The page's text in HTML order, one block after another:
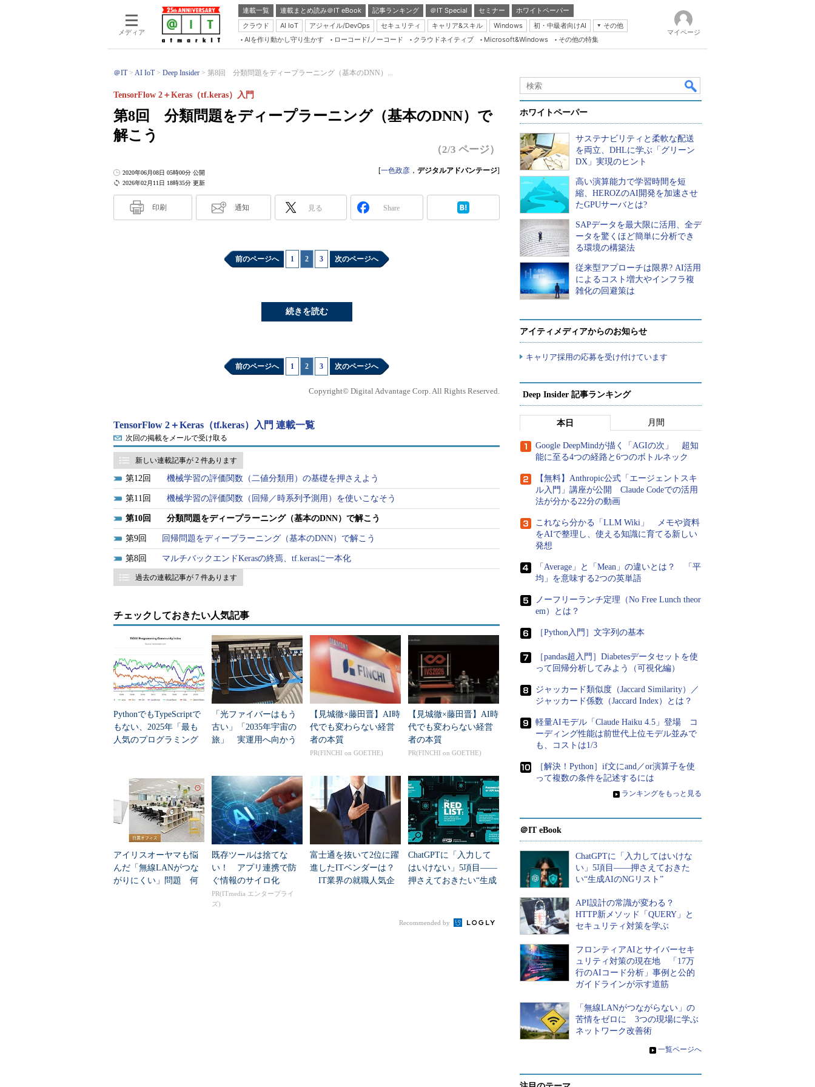
メディア
連載一覧 連載まとめ読み＠IT eBook 記事ランキング ＠IT Special セミナー
ホワイトペーパー
クラウド
AI IoT アジャイル/DevOps セキュリティ キャリア&スキル Windows 初・中級者向けAI
その他
Server & Storage
Java Agile
Database Expert
Master of IP Network
Security & Trust
Test & Tools
AIを作り動かし守り生かす ローコード/ノーコード クラウドネイティブ Microsoft&Windows その他の特集
マイページ
＠IT AI IoT Deep Insider 第8回 分類問題をディープラーニング（基本のDNN）...
第8回 分類問題をディープラーニング（基本のDNN）で
解こう
TensorFlow 2＋Keras（tf.keras）入門
（2/3 ページ）
2026年02月11日 18時35分 更新
2020年06月08日 05時00分 公開 [一色政彦 ， デジタルアドバンテージ]
印刷 通知 見る Share
前のページへ 1 2 3 次のページへ
続きを読む
前のページへ 1 2 3 次のページへ
Copyright© Digital Advantage Corp. All Rights Reserved.
TensorFlow 2＋Keras（tf.keras）入門 連載一覧
次回の掲載をメールで受け取る
新しい連載記事が 2 件あります
12 機械学習の評価関数（二値分類用）の基礎を押さえよう
11 機械学習の評価関数（回帰／時系列予測用）を使いこなそう
10 分類問題をディープラーニング（基本のDNN）で解こう
9 回帰問題をディープラーニング（基本のDNN）で解こう
8 マルチバックエンドKerasの終焉、tf.kerasに一本化
過去の連載記事が 7 件あります
チェックしておきたい人気記事
PythonでもTypeScriptで
もない、2025年「最も
人気のプログラミング
「光ファイバーはもう
古い」「2035年宇宙の
旅」 実運用へ向かう
【見城徹×藤田晋】AI時
代でも変わらない経営
者の本質
PR(FINCHI on GOETHE)
【見城徹×藤田晋】AI時
代でも変わらない経営
者の本質
PR(FINCHI on GOETHE)
アイリスオーヤマも悩
んだ「無線LANがつな
がりにくい」問題 何
既存ツールは捨てな
い！ アプリ連携で防
ぐ情報のサイロ化
PR(ITmedia エンタープライ
ズ)
富士通を抜いて2位に躍
進したITベンダーは？
IT業界の就職人気企
ChatGPTに「入力して
はいけない」5項目――
押さえておきたい“生成
Recommended by
ホワイトペーパー
サステナビリティと柔軟な配送
を両立、DHLに学ぶ「グリーン
DX」実現のヒント
高い演算能力で学習時間を短
縮、HEROZのAI開発を加速させ
たGPUサーバとは?
SAPデータを最大限に活用、全デ
ータを驚くほど簡単に分析でき
る環境の構築法
従来型アプローチは限界? AI活用
によるコスト増大やインフラ複
雑化の回避策は
アイティメディアからのお知らせ
キャリア採用の応募を受け付けています
Deep Insider 記事ランキング
本日 月間
Google DeepMindが描く「AGIの次」 超知
能に至る4つの経路と6つのボトルネック
【無料】Anthropic公式「エージェントスキ
ル入門」講座が公開 Claude Codeでの活用
法が分かる22分の動画
これなら分かる「LLM Wiki」 メモや資料
をAIで整理し、使える知識に育てる新しい
発想
「Average」と「Mean」の違いとは？ 「平
均」を意味する2つの英単語
ノーフリーランチ定理（No Free Lunch theor
em）とは？
［Python入門］文字列の基本
［pandas超入門］Diabetesデータセットを使
って回帰分析してみよう（可視化編）
ジャッカード類似度（Jaccard Similarity）／
ジャッカード係数（Jaccard Index）とは？
軽量AIモデル「Claude Haiku 4.5」登場 コ
ーディング性能は前世代上位モデル並みで
も、コストは1/3
［解決！Python］if文にand／or演算子を使
って複数の条件を記述するには
» ランキングをもっと見る
＠IT eBook
ChatGPTに「入力してはいけな
い」5項目――押さえておきた
い“生成AIのNGリスト”
API設計の常識が変わる？
HTTP新メソッド「QUERY」と
セキュリティ対策を学ぶ
フロンティアAIとサイバーセキ
ュリティ対策の現在地 「17万
行のAIコード分析」事例と公的
ガイドラインが示す道筋
「無線LANがつながらない」の
苦情をゼロに 3つの現場に学ぶ
ネットワーク改善術
» 一覧ページへ